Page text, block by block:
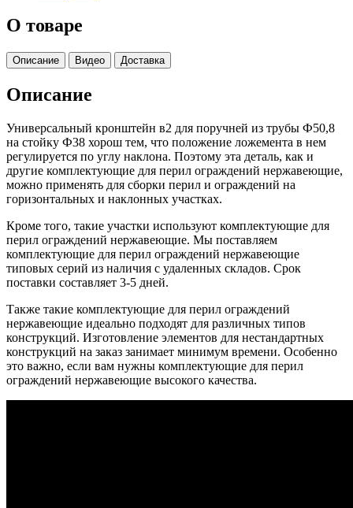
О товаре
Описание Видео Доставка
Описание
Универсальный кронштейн в2 для поручней из трубы Ф50,8
на стойку Ф38 хорош тем, что положение ложемента в нем
регулируется по углу наклона. Поэтому эта деталь, как и
другие комплектующие для перил ограждений нержавеющие,
можно применять для сборки перил и ограждений на
горизонтальных и наклонных участках.
Кроме того, такие участки используют комплектующие для
перил ограждений нержавеющие. Мы поставляем
комплектующие для перил ограждений нержавеющие
типовых серий из наличия с удаленных складов. Срок
поставки составляет 3-5 дней.
Также такие комплектующие для перил ограждений
нержавеющие идеально подходят для различных типов
конструкций. Изготовление элементов для нестандартных
конструкций на заказ занимает минимум времени. Особенно
это важно, если вам нужны комплектующие для перил
ограждений нержавеющие высокого качества.